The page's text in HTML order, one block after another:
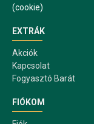
(cookie)
EXTRÁK
Akciók
Kapcsolat
Fogyasztó Barát
FIÓKOM